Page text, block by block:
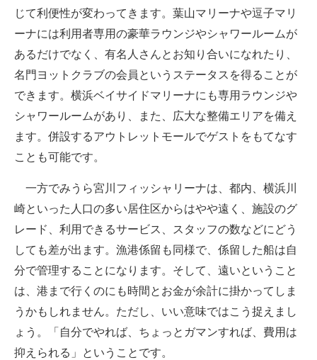
じて利便性が変わってきます。葉山マリーナや逗子マリ
ーナには利用者専用の豪華ラウンジやシャワールームが
あるだけでなく、有名人さんとお知り合いになれたり、
名門ヨットクラブの会員というステータスを得ることが
できます。横浜ベイサイドマリーナにも専用ラウンジや
シャワールームがあり、また、広大な整備エリアを備え
ます。併設するアウトレットモールでゲストをもてなす
ことも可能です。
一方でみうら宮川フィッシャリーナは、都内、横浜川
崎といった人口の多い居住区からはやや遠く、施設のグ
レード、利用できるサービス、スタッフの数などにどう
しても差が出ます。漁港係留も同様で、係留した船は自
分で管理することになります。そして、遠いということ
は、港まで行くのにも時間とお金が余計に掛かってしま
うかもしれません。ただし、いい意味ではこう捉えまし
ょう。「自分でやれば、ちょっとガマンすれば、費用は
抑えられる」ということです。